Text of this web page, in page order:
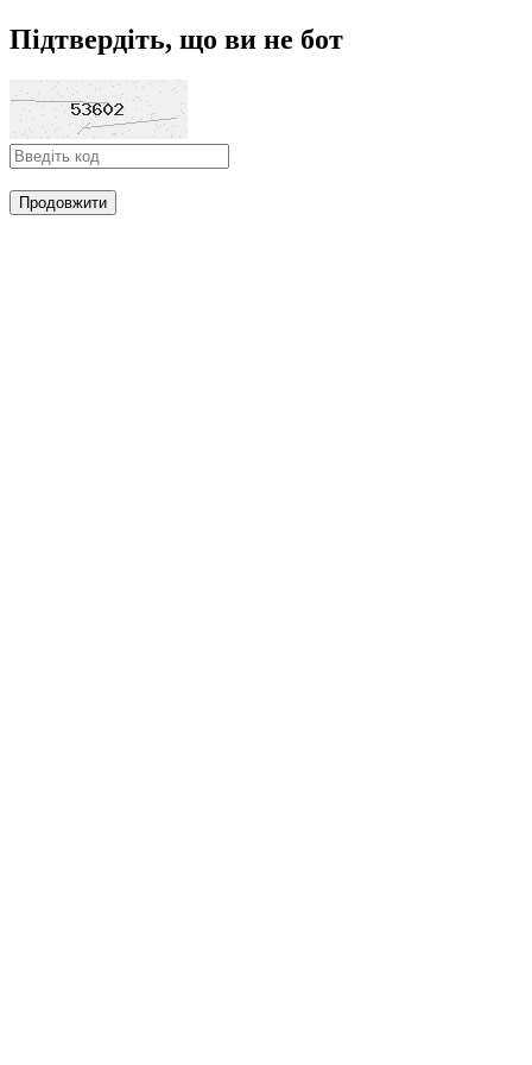
Підтвердіть, що ви не бот
Продовжити